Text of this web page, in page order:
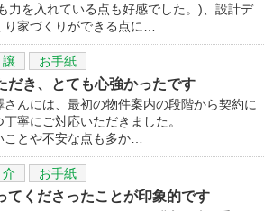
力を入れている点も好感でした。)、設計デ
家づくりができる点に…
お手紙
だき、とても心強かったです
んには、最初の物件案内の段階から契約に
寧にご対応いただきました。
とや不安な点も多か…
お手紙
てくださったことが印象的です